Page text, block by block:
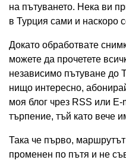
на пътуването. Нека ви
в Турция сами и наскоро
Докато обработвате
можете да прочетете
независимо пътуване до
нищо интересно,
моя блог чрез RSS или
търпение, тъй като вече
Така че първо,
променен по пътя и не